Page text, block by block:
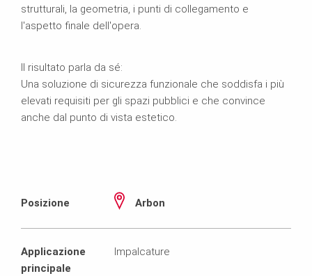
strutturali, la geometria, i punti di collegamento e
l'aspetto finale dell'opera.
Il risultato parla da sé:
Una soluzione di sicurezza funzionale che soddisfa i più
elevati requisiti per gli spazi pubblici e che convince
anche dal punto di vista estetico.
Posizione Arbon
Applicazione
principale
Impalcature